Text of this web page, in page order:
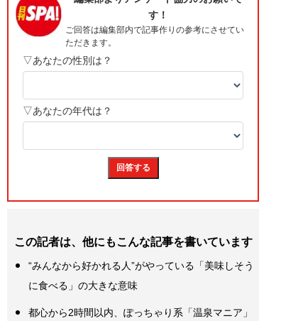
この記者は、他にもこんな記事を書いています
“みんなから好かれる人”がやっている「美味しそう
に食べる」の大きな意味
都心から2時間以内、ぽっちゃり系「温泉マニア」